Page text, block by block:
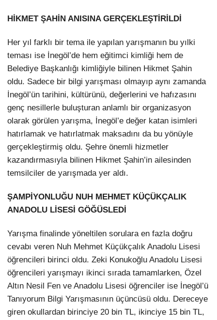
HİKMET ŞAHİN ANISINA GERÇEKLEŞTİRİLDİ
Her yıl farklı bir tema ile yapılan yarışmanın bu yılki
teması ise İnegöl’de hem eğitimci kimliği hem de
Belediye Başkanlığı kimliğiyle bilinen Hikmet Şahin
oldu. Sadece bir bilgi yarışması olmayıp aynı zamanda
İnegöl’ün tarihini, kültürünü, değerlerini ve hafızasını
genç nesillerle buluşturan anlamlı bir organizasyon
olarak görülen yarışma, İnegöl’e değer katan isimleri
hatırlamak ve hatırlatmak maksadını da bu yönüyle
gerçekleştirmiş oldu. Şehre önemli hizmetler
kazandırmasıyla bilinen Hikmet Şahin’in ailesinden
temsilciler de yarışmada yer aldı.
ŞAMPİYONLUĞU NUH MEHMET KÜÇÜKÇALIK
ANADOLU LİSESİ GÖĞÜSLEDİ
Yarışma finalinde yöneltilen sorulara en fazla doğru
cevabı veren Nuh Mehmet Küçükçalık Anadolu Lisesi
öğrencileri birinci oldu. Zeki Konukoğlu Anadolu Lisesi
öğrencileri yarışmayı ikinci sırada tamamlarken, Özel
Altın Nesil Fen ve Anadolu Lisesi öğrenciler ise İnegöl’ü
Tanıyorum Bilgi Yarışmasının üçüncüsü oldu. Dereceye
giren okullardan birinciye 20 bin TL, ikinciye 15 bin TL,